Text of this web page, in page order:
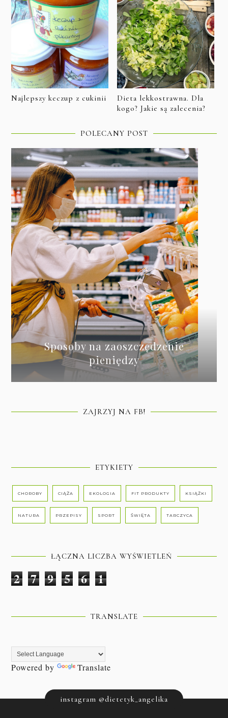
Najlepszy keczup z cukinii
Dieta lekkostrawna. Dla
kogo? Jakie są zalecenia?
POLECANY POST
Sposoby na zaoszczędzenie
pieniędzy
ZAJRZYJ NA FB!
ETYKIETY
CHOROBY CIĄŻA EKOLOGIA FIT PRODUKTY KSIĄŻKI
NATURA PRZEPISY SPORT ŚWIĘTA TARCZYCA
ŁĄCZNA LICZBA WYŚWIETLEŃ
2 7 9 5 6 1
TRANSLATE
Powered by Translate
instagram @dietetyk_angelika